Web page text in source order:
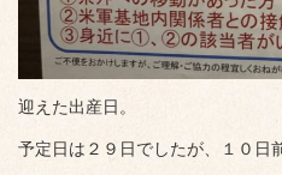
迎えた出産日。
予定日は２９日でしたが、１０日